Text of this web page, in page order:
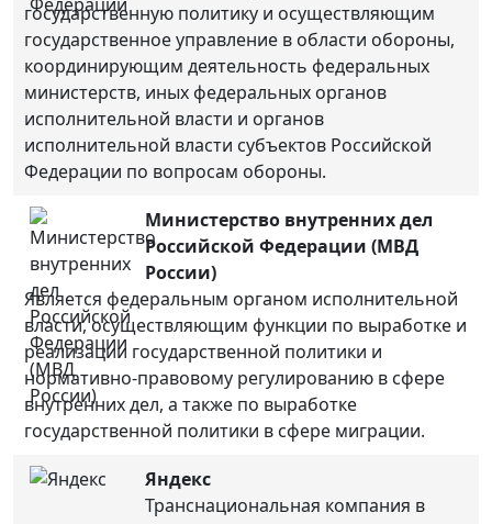
государственную политику и осуществляющим
государственное управление в области обороны,
координирующим деятельность федеральных
министерств, иных федеральных органов
исполнительной власти и органов
исполнительной власти субъектов Российской
Федерации по вопросам обороны.
Министерство внутренних дел
Российской Федерации (МВД
России)
Является федеральным органом исполнительной
власти, осуществляющим функции по выработке и
реализации государственной политики и
нормативно-правовому регулированию в сфере
внутренних дел, а также по выработке
государственной политики в сфере миграции.
Яндекс
Транснациональная компания в